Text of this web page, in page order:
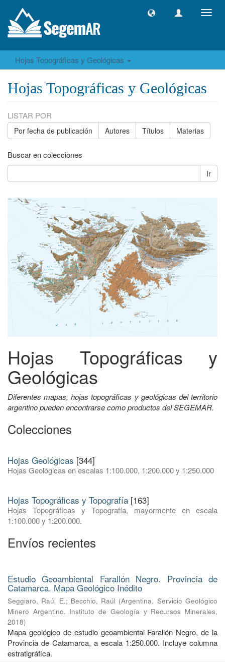
Hojas Topográficas y Geológicas
Hojas Topográficas y Geológicas
LISTAR POR
Por fecha de publicación Autores Títulos Materias
Buscar en colecciones
Ir
Hojas Topográficas y
Geológicas
Diferentes mapas, hojas topográficas y geológicas del territorio
argentino pueden encontrarse como productos del SEGEMAR.
Colecciones
Hojas Geológicas [344]
Hojas Geológicas en escalas 1:100.000, 1:200.000 y 1:250.000
Hojas Topográficas y Topografía [163]
Hojas Topográficas y Topografía, mayormente en escala
1:100.000 y 1:200.000.
Envíos recientes
Estudio Geoambiental Farallón Negro. Provincia de
Catamarca. Mapa Geológico Inédito
Seggiaro, Raúl E.; Becchio, Raúl (Argentina. Servicio Geológico
Minero Argentino. Instituto de Geología y Recursos Minerales,
2018)
Mapa geológico de estudio geoambiental Farallón Negro, de la
Provincia de Catamarca, a escala 1:250.000. Incluye columna
estratigráfica.